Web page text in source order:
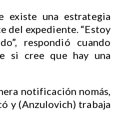
existe una estrategia
del expediente. “Estoy
respondió cuando
si cree que hay una
notificación nomás,
y (Anzulovich) trabaja